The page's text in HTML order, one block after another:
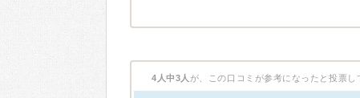
4人中3人 が、この口コミが参考になったと投票し